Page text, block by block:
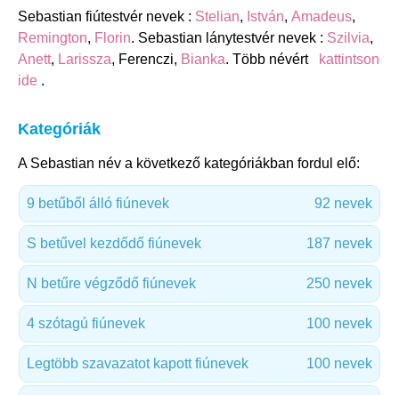
Sebastian fiútestvér nevek : Stelian, István, Amadeus,
Remington, Florin. Sebastian lánytestvér nevek : Szilvia,
Anett, Larissza, Ferenczi, Bianka. Több névért
kattintson
ide .
Kategóriák
A Sebastian név a következő kategóriákban fordul elő:
9 betűből álló fiúnevek 92 nevek
S betűvel kezdődő fiúnevek 187 nevek
N betűre végződő fiúnevek 250 nevek
4 szótagú fiúnevek 100 nevek
Legtöbb szavazatot kapott fiúnevek 100 nevek